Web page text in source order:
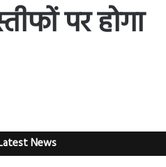
पर होगा
News